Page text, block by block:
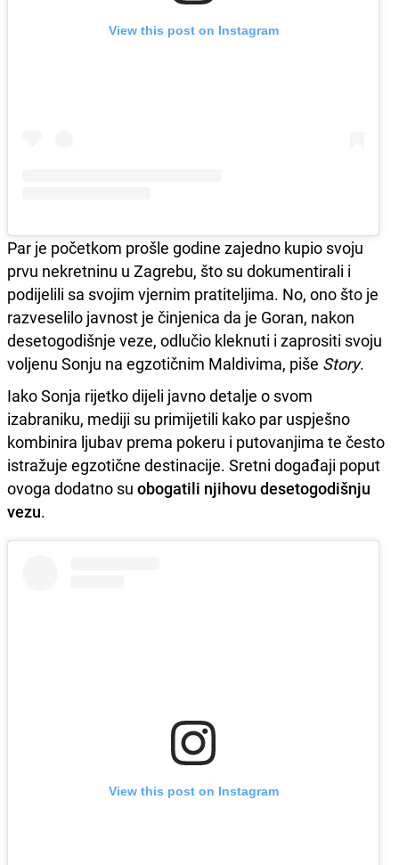
View this post on Instagram
Par je početkom prošle godine zajedno kupio svoju
prvu nekretninu u Zagrebu, što su dokumentirali i
podijelili sa svojim vjernim pratiteljima. No, ono što je
razveselilo javnost je činjenica da je Goran, nakon
desetogodišnje veze, odlučio kleknuti i zaprositi svoju
voljenu Sonju na egzotičnim Maldivima, piše Story.
Iako Sonja rijetko dijeli javno detalje o svom
izabraniku, mediji su primijetili kako par uspješno
kombinira ljubav prema pokeru i putovanjima te često
istražuje egzotične destinacije. Sretni događaji poput
ovoga dodatno su obogatili njihovu desetogodišnju
vezu.
View this post on Instagram